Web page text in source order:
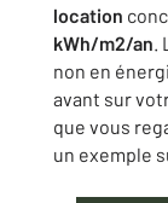
location
kWh/m2/an.
non en
avant sur
que vous
un exemple